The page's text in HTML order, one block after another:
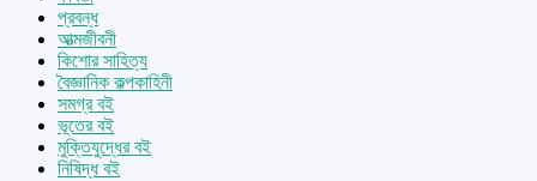
প্রবন্ধ
আত্মজীবনী
কিশোর সাহিত্য
বৈজ্ঞানিক কল্পকাহিনী
সমগ্র বই
ভূতের বই
মুক্তিযুদ্ধের বই
নিষিদ্ধ বই